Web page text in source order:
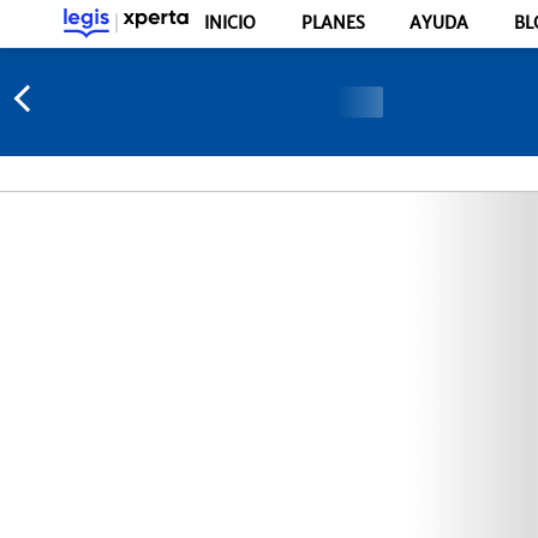
INICIO PLANES AYUDA